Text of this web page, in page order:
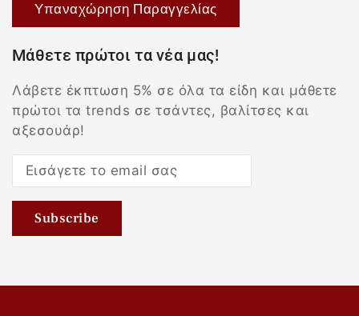
Υπαναχώρηση Παραγγελίας
Μάθετε πρώτοι τα νέα μας!
Λάβετε έκπτωση 5% σε όλα τα είδη και μάθετε
πρώτοι τα trends σε τσάντες, βαλίτσες και
αξεσουάρ!